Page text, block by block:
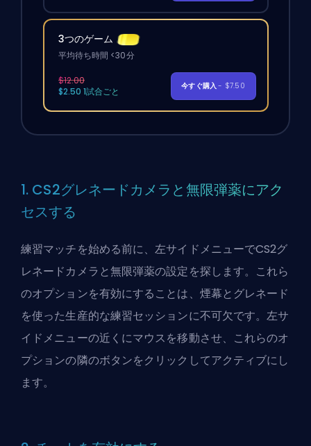
3つのゲーム
平均待ち時間 <30分
$12.00
$2.50 1試合ごと
今すぐ購入- $7.50
1. CS2グレネードカメラと無限弾薬にアク
セスする
練習マッチを始める前に、左サイドメニューでCS2グ
レネードカメラと無限弾薬の設定を探します。これら
のオプションを有効にすることは、煙幕とグレネード
を使った生産的な練習セッションに不可欠です。左サ
イドメニューの近くにマウスを移動させ、これらのオ
プションの隣のボタンをクリックしてアクティブにし
ます。